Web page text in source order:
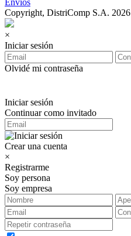
Envíos
Copyright, DistriComp S.A. 2026
×
Iniciar sesión
Olvidé mi contraseña
Iniciar sesión
Continuar como invitado
Crear una cuenta
×
Registrarme
Soy persona
Soy empresa